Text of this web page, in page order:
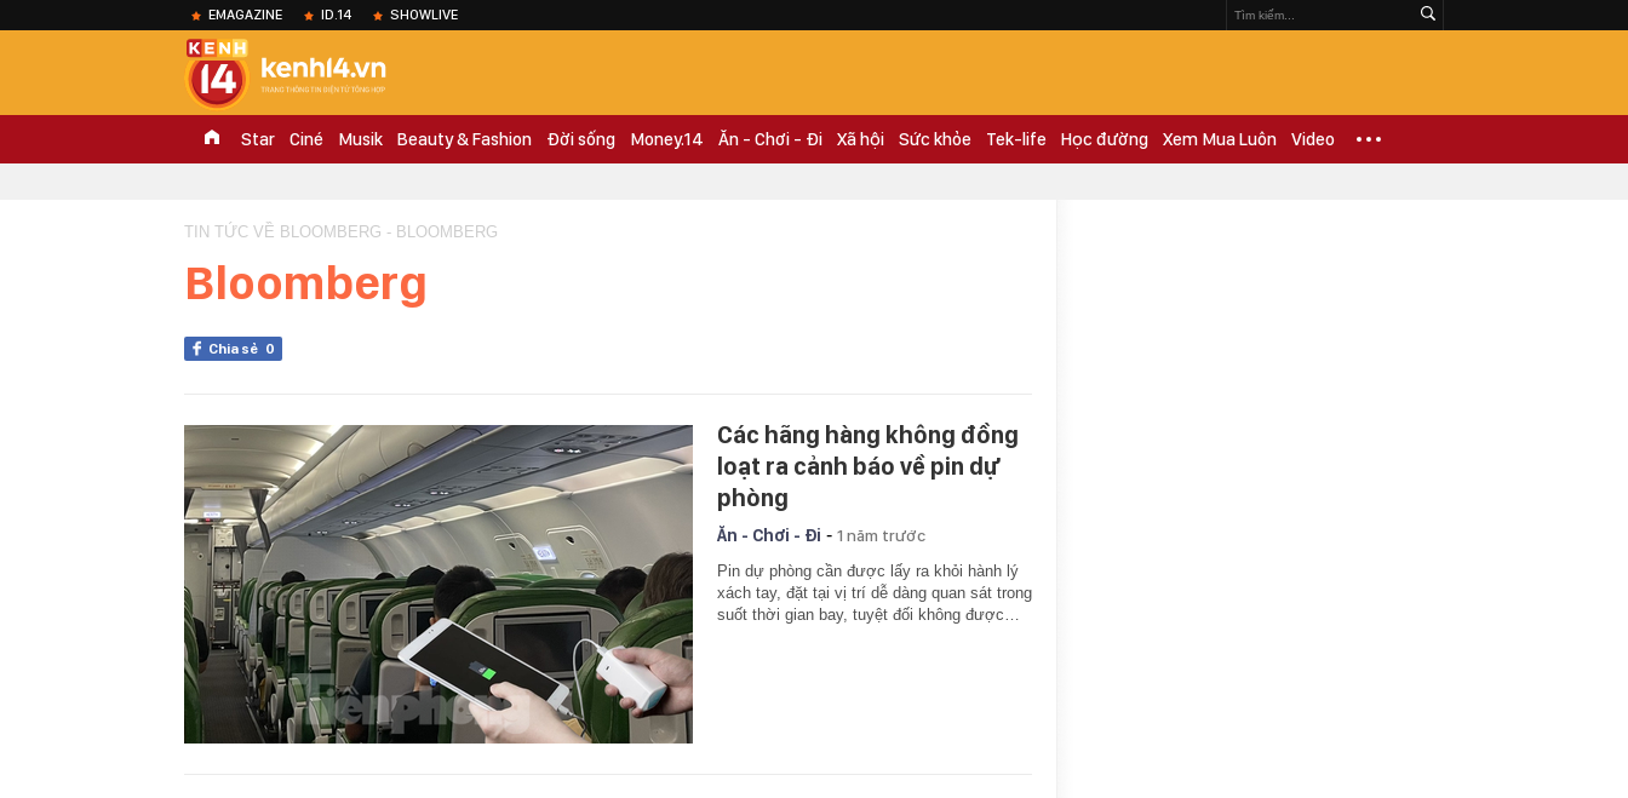
EMAGAZINE ID.14 SHOWLIVE
Star Ciné Musik Beauty & Fashion Đời sống Money.14 Ăn - Chơi - Đi Xã hội Sức khỏe Tek-life Học đường Xem Mua Luôn Video
TIN TỨC VỀ BLOOMBERG - BLOOMBERG
Bloomberg
Chia sẻ 0
Các hãng hàng không đồng
loạt ra cảnh báo về pin dự
phòng
Ăn - Chơi - Đi - 1 năm trước
Pin dự phòng cần được lấy ra khỏi hành lý
xách tay, đặt tại vị trí dễ dàng quan sát trong
suốt thời gian bay, tuyệt đối không được…